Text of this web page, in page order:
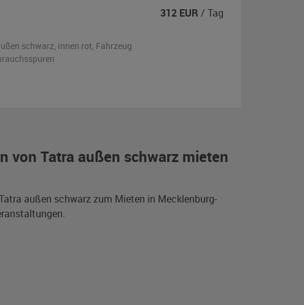
von Tatra außen schwarz mieten
außen schwarz zum Mieten in Mecklenburg-
schwarz, innen rot, Fahrzeug
312 EUR / Tag